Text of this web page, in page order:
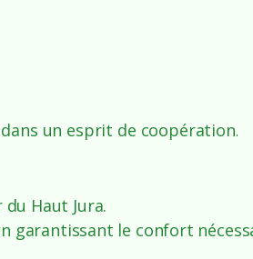
un esprit de coopération.
Haut Jura.
garantissant le confort